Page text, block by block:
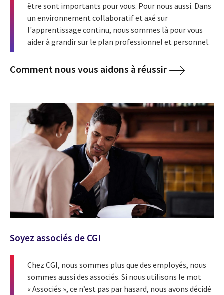
être sont importants pour vous. Pour nous aussi. Dans
un environnement collaboratif et axé sur
l'apprentissage continu, nous sommes là pour vous
aider à grandir sur le plan professionnel et personnel.
Comment nous vous aidons à réussir
Soyez associés de CGI
Chez CGI, nous sommes plus que des employés, nous
sommes aussi des associés. Si nous utilisons le mot
« Associés », ce n’est pas par hasard, nous avons décidé